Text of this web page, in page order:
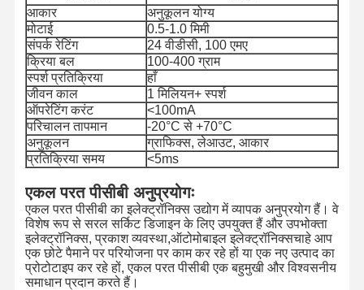
आकार
अनुकूलन योग्य
मोटाई
0.5-1.0 मिमी
संपर्क रेटिंग
24 वीडीसी, 100 एमए
क्रिया बल
100-400 ग्राम
स्पर्श प्रतिक्रिया
हाँ
जीवन काल
1 मिलियन+ स्पर्श
ऑपरेटिंग करंट
<100mA
परिचालन तापमान
-20°C से +70°C
अनुकूलन
ग्राफिक्स, लेआउट, आकार
प्रतिक्रिया समय
<5ms
एकल परत पीसीबी अनुप्रयोगः
एकल परत पीसीबी का इलेक्ट्रॉनिक्स उद्योग में व्यापक अनुप्रयोग हैं। वे
विशेष रूप से सरल सर्किट डिजाइन के लिए उपयुक्त हैं और उपभोक्ता
इलेक्ट्रॉनिक्स, प्रकाश व्यवस्था,ऑटोमोबाइल इलेक्ट्रॉनिक्सचाहे आप
एक छोटे पैमाने पर परियोजना पर काम कर रहे हों या एक नए उत्पाद का
प्रोटोटाइप कर रहे हों, एकल परत पीसीबी एक बहुमुखी और विश्वसनीय
समाधान प्रदान करते हैं।